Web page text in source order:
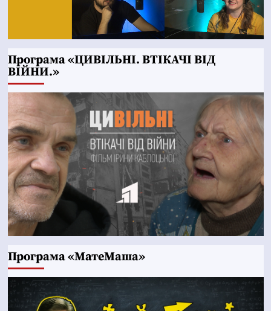
Програма «ЦИВІЛЬНІ. ВТІКАЧІ ВІД
ВІЙНИ.»
Програма «МатеМаша»